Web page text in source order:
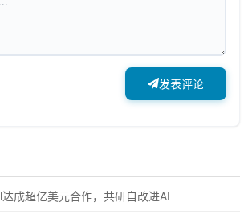
发表评论
成超亿美元合作，共研自改进AI